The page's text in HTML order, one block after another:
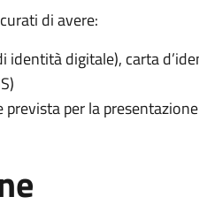
di avere:
identità digitale), carta
per la